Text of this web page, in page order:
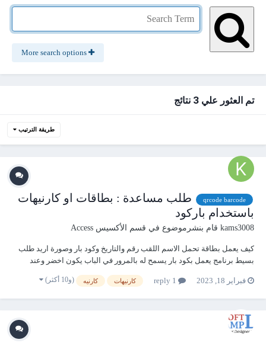
تم العثور علي 3 نتائج
طريقة الترتيب
qrcode barcode
طلب مساعدة : بطاقات او كارنيهات
باستخدام باركود
kams3008 قام بنشرموضوع في قسم الأكسيس Access
كيف يعمل بطاقة تحمل الاسم اللقب رقم والتاريخ وكود بار وصورة اريد طلب
بسيط برنامج يعمل بكود بار يسمح له بالمرور في الباب يكون اخضر وعند
فبراير 18, 2023
كارنيهات كارنيه (و10 أكثر)